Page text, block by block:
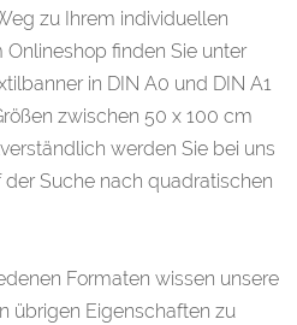
zu Ihrem individuellen
finden Sie unter
in DIN A0 und DIN A1
zwischen 50 x 100 cm
werden Sie bei uns
Suche nach quadratischen
Formaten wissen unsere
übrigen Eigenschaften zu